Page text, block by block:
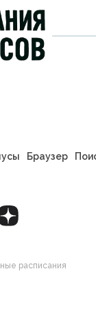
Браузер
расписания